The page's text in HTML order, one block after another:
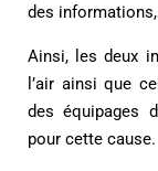
des
Ainsi, les deux
l’air ainsi que
des équipages
pour cette cause.